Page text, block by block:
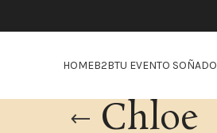
HOMEB2BTU EVENTO SOÑADO
Chloe